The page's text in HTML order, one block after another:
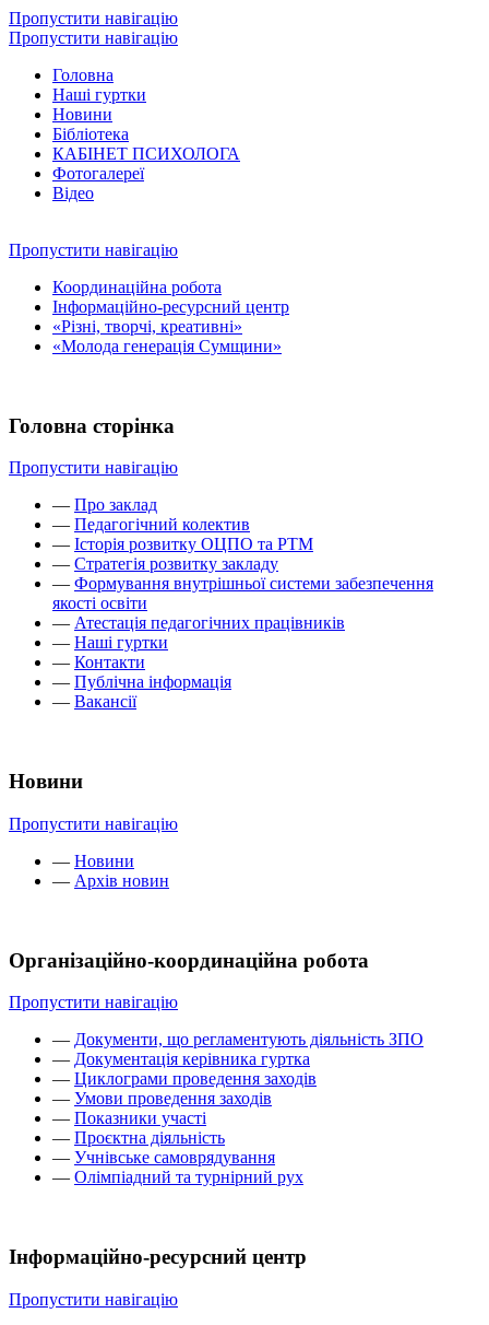
Пропустити навігацію
Пропустити навігацію
Головна
Наші гуртки
Новини
Бібліотека
КАБІНЕТ ПСИХОЛОГА
Фотогалереї
Відео
Пропустити навігацію
Координаційна робота
Інформаційно-ресурсний центр
«Різні, творчі, креативні»
«Молода генерація Сумщини»
Головна сторінка
Пропустити навігацію
— Про заклад
— Педагогічний колектив
— Історія розвитку ОЦПО та РТМ
— Стратегія розвитку закладу
— Формування внутрішньої системи забезпечення
якості освіти
— Атестація педагогічних працівників
— Наші гуртки
— Контакти
— Публічна інформація
— Вакансії
Новини
Пропустити навігацію
— Новини
— Архів новин
Організаційно-координаційна робота
Пропустити навігацію
— Документи, що регламентують діяльність ЗПО
— Документація керівника гуртка
— Циклограми проведення заходів
— Умови проведення заходів
— Показники участі
— Проєктна діяльність
— Учнівське самоврядування
— Олімпіадний та турнірний рух
Інформаційно-ресурсний центр
Пропустити навігацію